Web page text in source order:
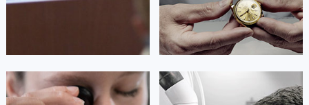
 广州宝玑维修  深圳宝玑维修
安尼塔·阿普里尔 贝亚特·布兰奇